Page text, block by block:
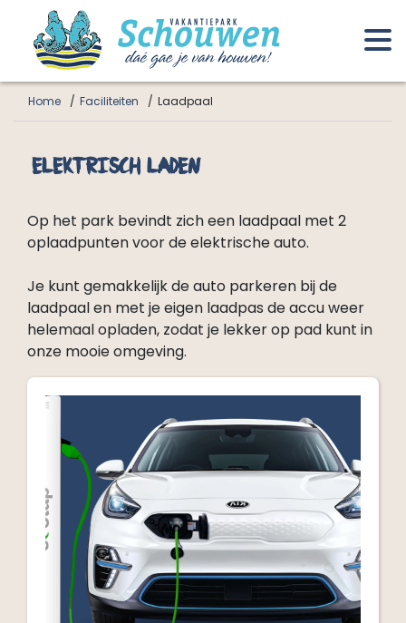
Home Faciliteiten Laadpaal
Elektrisch laden
Op het park bevindt zich een laadpaal met 2
oplaadpunten voor de elektrische auto.
Je kunt gemakkelijk de auto parkeren bij de
laadpaal en met je eigen laadpas de accu weer
helemaal opladen, zodat je lekker op pad kunt in
onze mooie omgeving.